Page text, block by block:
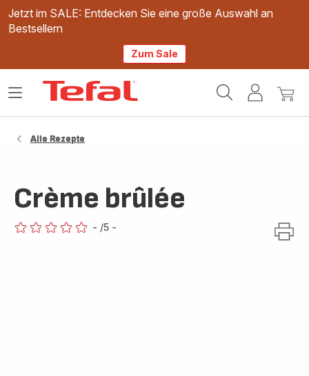
Jetzt im SALE: Entdecken Sie eine große Auswahl an
Bestsellern
Zum Sale
Mein
Mein
Das
Alle Rezepte
Crème brûlée
- /5 -